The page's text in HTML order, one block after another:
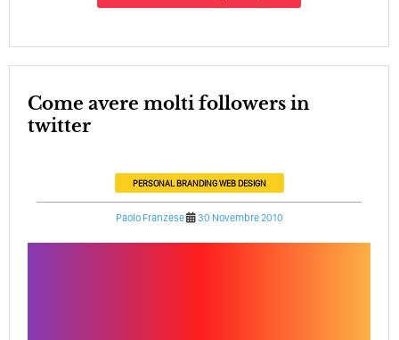
Come avere molti followers in
twitter
PERSONAL BRANDING WEB DESIGN
Paolo Franzese 30 Novembre 2010